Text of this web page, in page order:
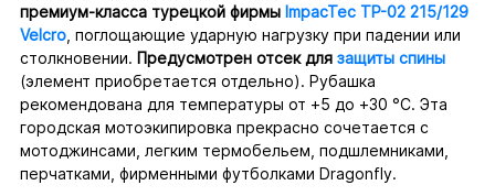
премиум-класса турецкой фирмы ImpacTec TP-02 215/129
Velcro, поглощающие ударную нагрузку при падении или
столкновении. Предусмотрен отсек для защиты спины
(элемент приобретается отдельно). Рубашка
рекомендована для температуры от +5 до +30 °С. Эта
городская мотоэкипировка прекрасно сочетается с
мотоджинсами, легким термобельем, подшлемниками,
перчатками, фирменными футболками Dragonfly.